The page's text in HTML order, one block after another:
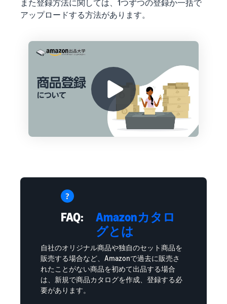
また登録方法に関しては、1つずつの登録か一括で
アップロードする方法があります。
FAQ:
Amazonカタロ
グとは
自社のオリジナル商品や独自のセット商品を
販売する場合など、Amazonで過去に販売さ
れたことがない商品を初めて出品する場合
は、新規で商品カタログを作成、登録する必
要があります。